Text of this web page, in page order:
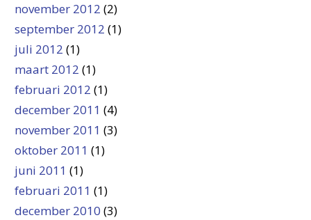
november 2012 (2)
september 2012 (1)
juli 2012 (1)
maart 2012 (1)
februari 2012 (1)
december 2011 (4)
november 2011 (3)
oktober 2011 (1)
juni 2011 (1)
februari 2011 (1)
december 2010 (3)